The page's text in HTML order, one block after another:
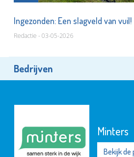
Ingezonden: Een slagveld van vuil!
Redactie - 03-05-2026
Bedrijven
Minters
Bekijk de